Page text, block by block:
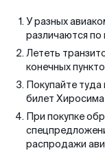
У разных
различаются по
Лететь
конечных
Покупайте
билет
При покупке
распродажи